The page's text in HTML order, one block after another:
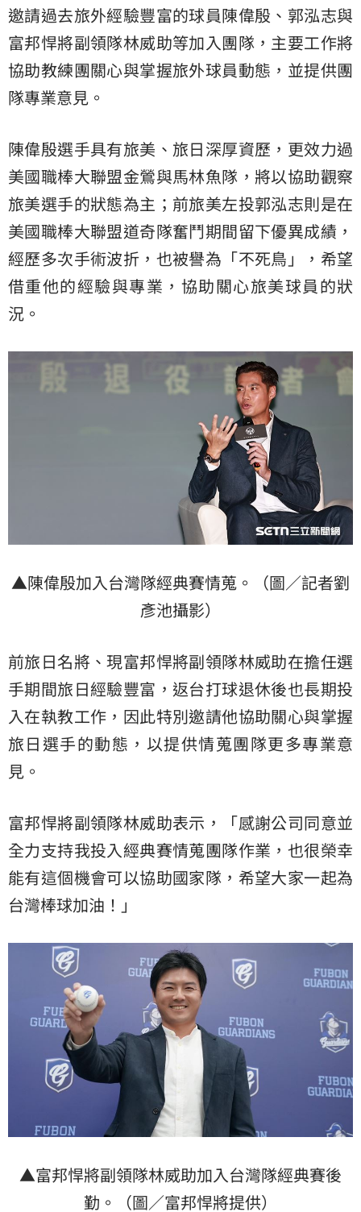
邀請過去旅外經驗豐富的球員陳偉殷、郭泓志與
富邦悍將副領隊林威助等加入團隊，主要工作將
協助教練團關心與掌握旅外球員動態，並提供團
隊專業意見。
陳偉殷選手具有旅美、旅日深厚資歷，更效力過
美國職棒大聯盟金鶯與馬林魚隊，將以協助觀察
旅美選手的狀態為主；前旅美左投郭泓志則是在
美國職棒大聯盟道奇隊奮鬥期間留下優異成績，
經歷多次手術波折，也被譽為「不死鳥」，希望
借重他的經驗與專業，協助關心旅美球員的狀
況。
▲陳偉殷加入台灣隊經典賽情蒐。（圖／記者劉
彥池攝影）
前旅日名將、現富邦悍將副領隊林威助在擔任選
手期間旅日經驗豐富，返台打球退休後也長期投
入在執教工作，因此特別邀請他協助關心與掌握
旅日選手的動態，以提供情蒐團隊更多專業意
見。
富邦悍將副領隊林威助表示，「感謝公司同意並
全力支持我投入經典賽情蒐團隊作業，也很榮幸
能有這個機會可以協助國家隊，希望大家一起為
台灣棒球加油！」
▲富邦悍將副領隊林威助加入台灣隊經典賽後
勤。（圖／富邦悍將提供）